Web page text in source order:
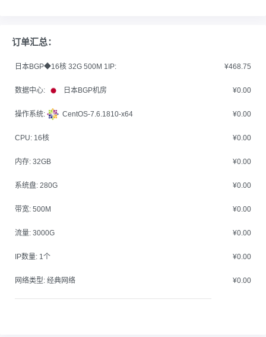
订单汇总：
日本BGP◆16核 32G 500M 1IP: ¥468.75
数据中心: 日本BGP机房 ¥0.00
操作系统: CentOS-7.6.1810-x64 ¥0.00
CPU: 16核 ¥0.00
内存: 32GB ¥0.00
系统盘: 280G ¥0.00
带宽: 500M ¥0.00
流量: 3000G ¥0.00
IP数量: 1个 ¥0.00
网络类型: 经典网络 ¥0.00